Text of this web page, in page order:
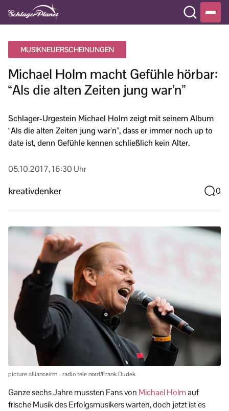
MUSIKNEUERSCHEINUNGEN
Michael Holm macht Gefühle hörbar:
“Als die alten Zeiten jung war’n”
Schlager-Urgestein Michael Holm zeigt mit seinem Album
“Als die alten Zeiten jung war’n”, dass er immer noch up to
date ist, denn Gefühle kennen schließlich kein Alter.
05.10.2017, 16:30 Uhr
kreativdenker 0
picture alliance/rtn - radio tele nord/Frank Dudek
Ganze sechs Jahre mussten Fans von Michael Holmauf
frische Musik des Erfolgsmusikers warten, doch jetzt ist es